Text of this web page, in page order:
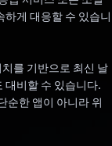
게 대응할 수 있습니
를 기반으로 최신 날
대비할 수 있습니다.
순한 앱이 아니라 위